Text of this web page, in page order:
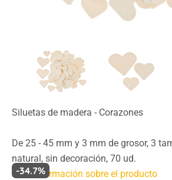
Siluetas de madera - Corazones
De 25 - 45 mm y 3 mm de grosor, 3
natural, sin decoración, 70 ud.
Más información sobre el producto
-34.7%